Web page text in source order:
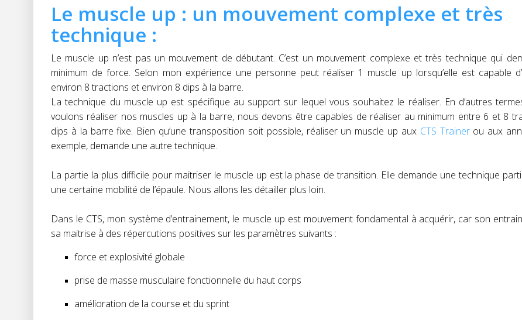
Le muscle up : un mouvement complexe et très
technique :
Le muscle up n’est pas un mouvement de débutant. C’est un mouvement complexe et très technique qui
minimum de force. Selon mon expérience une personne peut réaliser 1 muscle up lorsqu’elle est capable
environ 8 tractions et environ 8 dips à la barre.
La technique du muscle up est spécifique au support sur lequel vous souhaitez le réaliser. En d’autres
voulons réaliser nos muscles up à la barre, nous devons être capables de réaliser au minimum entre 6 et 8
dips à la barre fixe. Bien qu’une transposition soit possible, réaliser un muscle up aux CTS Trainerou aux
exemple, demande une autre technique.
La partie la plus difficile pour maitriser le muscle up est la phase de transition. Elle demande une technique
une certaine mobilité de l’épaule. Nous allons les détailler plus loin.
Dans le CTS, mon système d’entrainement, le muscle up est mouvement fondamental à acquérir, car son
sa maitrise à des répercutions positives sur les paramètres suivants :
force et explosivité globale
prise de masse musculaire fonctionnelle du haut corps
amélioration de la course et du sprint